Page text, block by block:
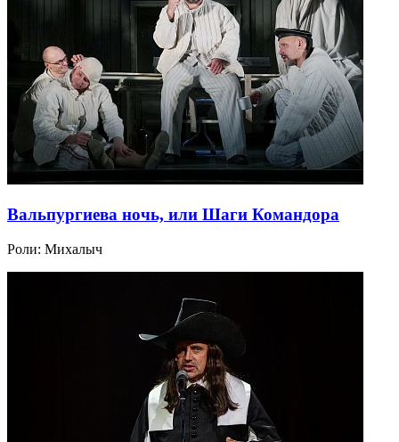
Вальпургиева ночь, или Шаги Командора
Роли: Михалыч